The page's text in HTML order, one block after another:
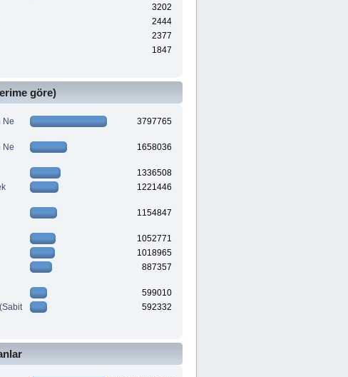
3202
2444
2377
1847
göre)
Ne
3797765
Ne
1658036
1336508
1221446
1154847
1052771
1018965
887357
599010
592332